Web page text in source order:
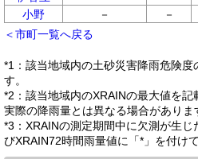
小野
－ －
＜市町一覧へ戻る
*1：該当地域内の土砂災害降雨危険度
す。
*2：該当地域内のXRAINの最大値を
実際の降雨量とは異なる場合がありま
*3：XRAINの測定期間中に欠測が生じ
びXRAIN72時間雨量値に「*」を付け